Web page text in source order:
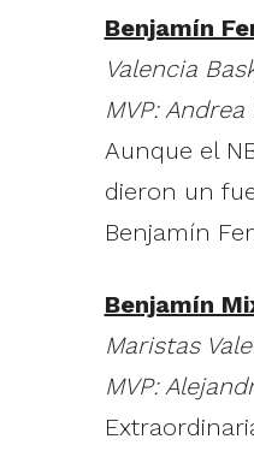
Benjamín
Valencia
MVP:
Aunque el
dieron un
Benjamín
Benjamín
Maristas
MVP: